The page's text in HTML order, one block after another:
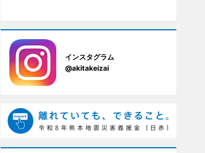
インスタグラム
@akitakeizai